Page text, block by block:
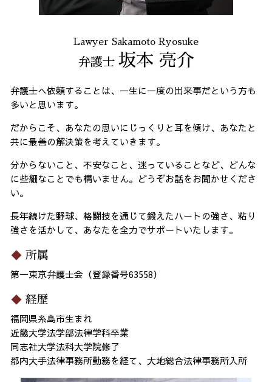
Lawyer Sakamoto Ryosuke
弁護士 坂本 亮介
弁護士へ依頼することは、一生に一度の出来事だという方も
多いと思います。
だからこそ、あなたの思いにじっくりと耳を傾け、あなたと
共に最善の解決策を考えていきます。
分からないこと、不安なこと、迷っていることなど、どんな
に些細なことでも構いません。どうぞお話をお聞かせくださ
い。
長年続けた野球、格闘技を通じて鍛えたハートの強さ、粘り
強さを活かして、あなたを全力でサポートいたします。
所属
第一東京弁護士会（登録番号63558）
経歴
福岡県糸島市生まれ
近畿大学法学部法律学科卒業
同志社大学法科大学院修了
都内大手法律事務所勤務を経て、大地総合法律事務所入所